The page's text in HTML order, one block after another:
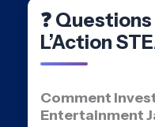
❓
L’Action
Comment
Entertainment